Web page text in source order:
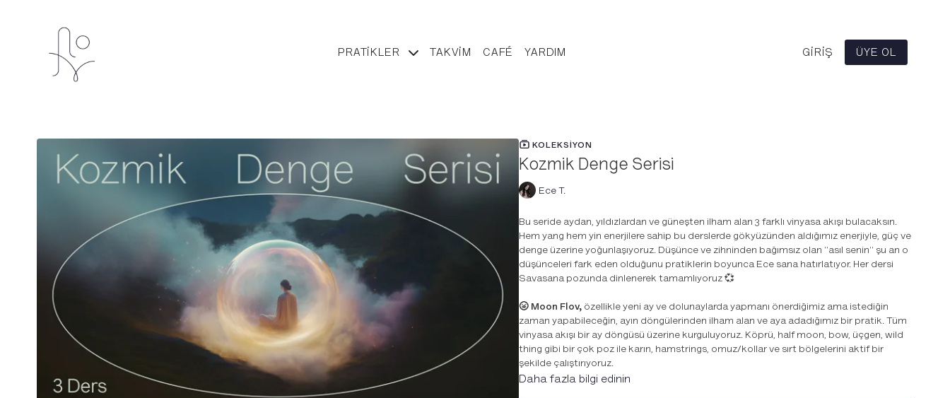
PRATIKLER TAKVIM CAFÉ YARDIM GIRIŞ ÜYE OL
KOLEKSIYON
Kozmik Denge Serisi
Ece T.
Bu seride aydan, yıldızlardan ve güneşten ilham alan 3 farklı vinyasa akışı bulacaksın.
Hem yang hem yin enerjilere sahip bu derslerde gökyüzünden aldığımız enerjiyle, güç ve
denge üzerine yoğunlaşıyoruz. Düşünce ve zihninden bağımsız olan "asıl senin" şu an o
düşünceleri fark eden olduğunu pratiklerin boyunca Ece sana hatırlatıyor. Her dersi
Savasana pozunda dinlenerek tamamlıyoruz 💞
🌝 Moon Flov, özellikle yeni ay ve dolunaylarda yapmanı önerdiğimiz ama istediğin
zaman yapabileceğin, ayın döngülerinden ilham alan ve aya adadığımız bir pratik. Tüm
vinyasa akışı bir ay döngüsü üzerine kurguluyoruz. Köprü, half moon, bow, üçgen, wild
thing gibi bir çok poz ile karın, hamstrings, omuz/kollar ve sırt bölgelerini aktif bir
şekilde çalıştırıyoruz.
Daha fazla bilgi edinin